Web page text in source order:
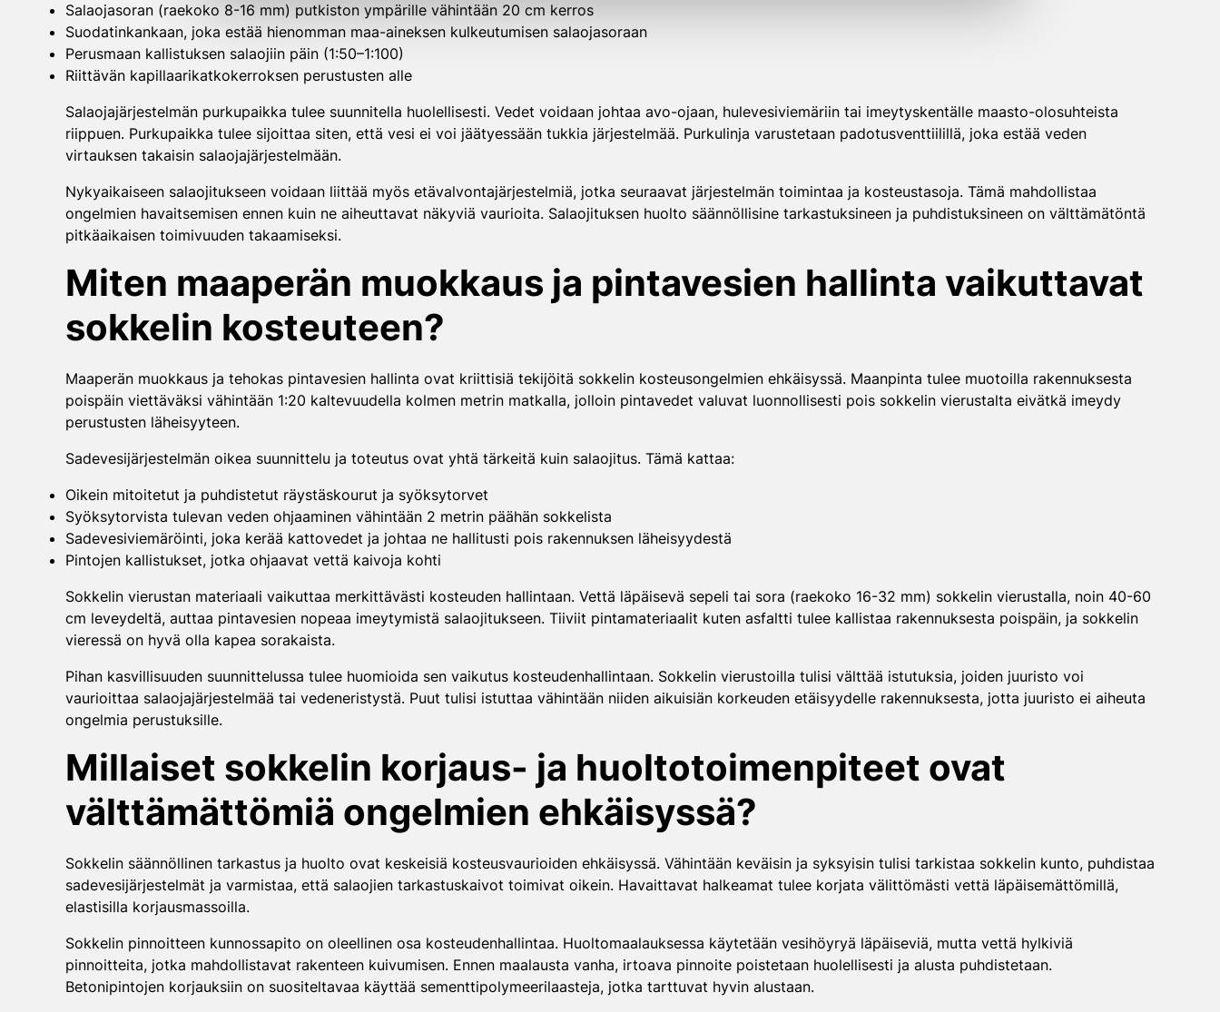
Salaojasoran (raekoko 8-16 mm) putkiston ympärille vähintään 20 cm kerros
Suodatinkankaan, joka estää hienomman maa-aineksen kulkeutumisen salaojasoraan
Perusmaan kallistuksen salaojiin päin (1:50–1:100)
Riittävän kapillaarikatkokerroksen perustusten alle
Salaojajärjestelmän purkupaikka tulee suunnitella huolellisesti. Vedet voidaan johtaa avo-ojaan, hulevesiviemäriin tai imeytyskentälle maasto-olosuhteista
riippuen. Purkupaikka tulee sijoittaa siten, että vesi ei voi jäätyessään tukkia järjestelmää. Purkulinja varustetaan padotusventtiilillä, joka estää veden
virtauksen takaisin salaojajärjestelmään.
Nykyaikaiseen salaojitukseen voidaan liittää myös etävalvontajärjestelmiä, jotka seuraavat järjestelmän toimintaa ja kosteustasoja. Tämä mahdollistaa
ongelmien havaitsemisen ennen kuin ne aiheuttavat näkyviä vaurioita. Salaojituksen huolto säännöllisine tarkastuksineen ja puhdistuksineen on välttämätöntä
pitkäaikaisen toimivuuden takaamiseksi.
Miten maaperän muokkaus ja pintavesien hallinta vaikuttavat
sokkelin kosteuteen?
Maaperän muokkaus ja tehokas pintavesien hallinta ovat kriittisiä tekijöitä sokkelin kosteusongelmien ehkäisyssä. Maanpinta tulee muotoilla rakennuksesta
poispäin viettäväksi vähintään 1:20 kaltevuudella kolmen metrin matkalla, jolloin pintavedet valuvat luonnollisesti pois sokkelin vierustalta eivätkä imeydy
perustusten läheisyyteen.
Sadevesijärjestelmän oikea suunnittelu ja toteutus ovat yhtä tärkeitä kuin salaojitus. Tämä kattaa:
Oikein mitoitetut ja puhdistetut räystäskourut ja syöksytorvet
Syöksytorvista tulevan veden ohjaaminen vähintään 2 metrin päähän sokkelista
Sadevesiviemäröinti, joka kerää kattovedet ja johtaa ne hallitusti pois rakennuksen läheisyydestä
Pintojen kallistukset, jotka ohjaavat vettä kaivoja kohti
Sokkelin vierustan materiaali vaikuttaa merkittävästi kosteuden hallintaan. Vettä läpäisevä sepeli tai sora (raekoko 16-32 mm) sokkelin vierustalla, noin 40-60
cm leveydeltä, auttaa pintavesien nopeaa imeytymistä salaojitukseen. Tiiviit pintamateriaalit kuten asfaltti tulee kallistaa rakennuksesta poispäin, ja sokkelin
vieressä on hyvä olla kapea sorakaista.
Pihan kasvillisuuden suunnittelussa tulee huomioida sen vaikutus kosteudenhallintaan. Sokkelin vierustoilla tulisi välttää istutuksia, joiden juuristo voi
vaurioittaa salaojajärjestelmää tai vedeneristystä. Puut tulisi istuttaa vähintään niiden aikuisiän korkeuden etäisyydelle rakennuksesta, jotta juuristo ei aiheuta
ongelmia perustuksille.
Millaiset sokkelin korjaus- ja huoltotoimenpiteet ovat
välttämättömiä ongelmien ehkäisyssä?
Sokkelin säännöllinen tarkastus ja huolto ovat keskeisiä kosteusvaurioiden ehkäisyssä. Vähintään keväisin ja syksyisin tulisi tarkistaa sokkelin kunto, puhdistaa
sadevesijärjestelmät ja varmistaa, että salaojien tarkastuskaivot toimivat oikein. Havaittavat halkeamat tulee korjata välittömästi vettä läpäisemättömillä,
elastisilla korjausmassoilla.
Sokkelin pinnoitteen kunnossapito on oleellinen osa kosteudenhallintaa. Huoltomaalauksessa käytetään vesihöyryä läpäiseviä, mutta vettä hylkiviä
pinnoitteita, jotka mahdollistavat rakenteen kuivumisen. Ennen maalausta vanha, irtoava pinnoite poistetaan huolellisesti ja alusta puhdistetaan.
Betonipintojen korjauksiin on suositeltavaa käyttää sementtipolymeerilaasteja, jotka tarttuvat hyvin alustaan.